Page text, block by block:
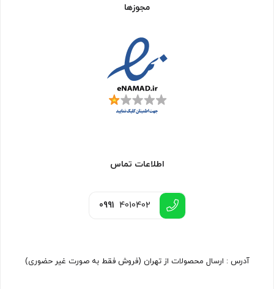
مجوزها
اطلاعات تماس
0991 4010402
آدرس : ارسال محصولات از تهران (فروش فقط به صورت غیر حضوری)